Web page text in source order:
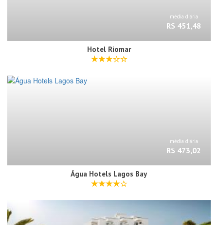
média diária
R$ 451,48
Hotel Riomar
média diária
R$ 473,02
Água Hotels Lagos Bay